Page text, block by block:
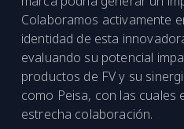
Colaboramos activamente
identidad de esta
evaluando su potencial
productos de FV y su
como Peisa, con las cuales
estrecha colaboración.